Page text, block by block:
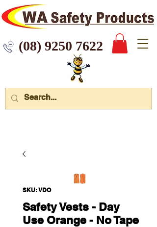
7622
SKU: VDO
Safety Vests - Day
Use Orange - No Tape